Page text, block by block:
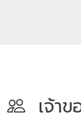
เจ้า